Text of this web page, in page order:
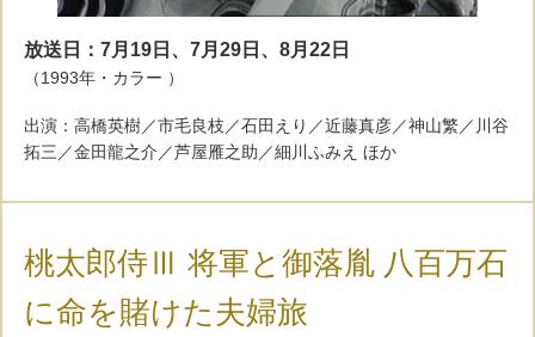
放送日：7月19日、7月29日、8月22日
（1993年・カラー ）
出演：高橋英樹／市毛良枝／石田えり／近藤真彦／神山繁／川谷
拓三／金田龍之介／芦屋雁之助／細川ふみえ ほか
桃太郎侍Ⅲ 将軍と御落胤 八百万石
に命を賭けた夫婦旅